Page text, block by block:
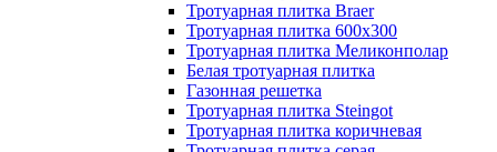
Тротуарная плитка Braer
Тротуарная плитка 600х300
Тротуарная плитка Меликонполар
Белая тротуарная плитка
Газонная решетка
Тротуарная плитка Steingot
Тротуарная плитка коричневая